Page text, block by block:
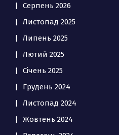
Серпень 2026
Листопад 2025
Липень 2025
Лютий 2025
Січень 2025
Грудень 2024
Листопад 2024
Жовтень 2024